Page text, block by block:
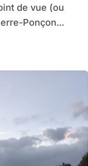
Ponçon...